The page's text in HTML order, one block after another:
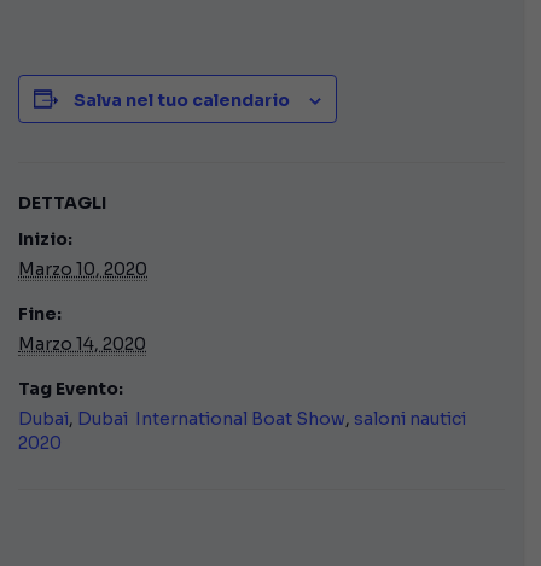
Salva nel tuo calendario
DETTAGLI
Inizio:
Marzo 10, 2020
Fine:
Marzo 14, 2020
Tag Evento:
Dubai, Dubai International Boat Show, saloni nautici
2020